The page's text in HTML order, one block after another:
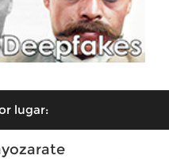
lugar: